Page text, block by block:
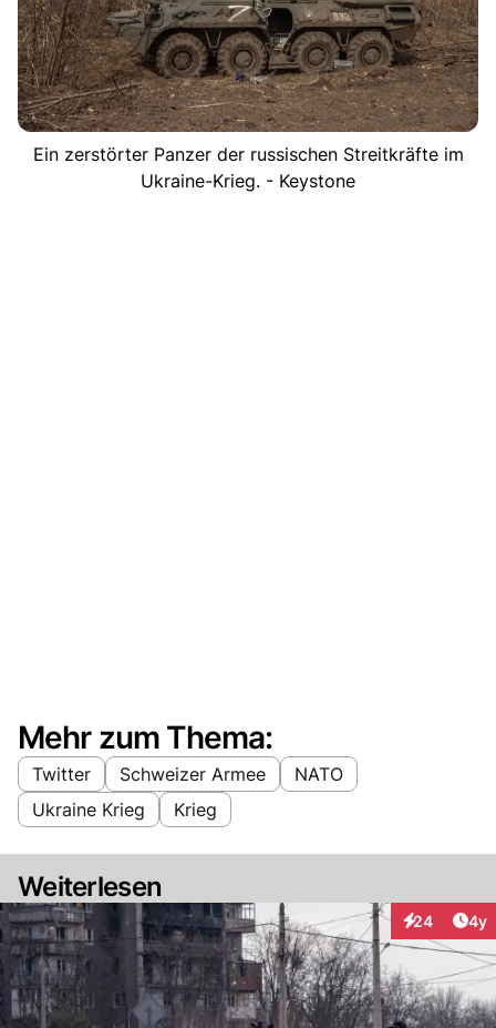
Ein zerstörter Panzer der russischen Streitkräfte im
Ukraine-Krieg. - Keystone
Mehr zum Thema:
Twitter Schweizer Armee
NATO
Ukraine Krieg
Krieg
Weiterlesen
24
Interaktionen
4y